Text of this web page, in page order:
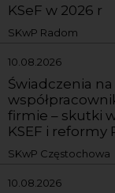
KSeF w 2026 r
SKwP Radom
10.08.2026
Świadczenia
firmie – skutki
KSEF i reformy
SKwP Częstochowa
10.08.2026